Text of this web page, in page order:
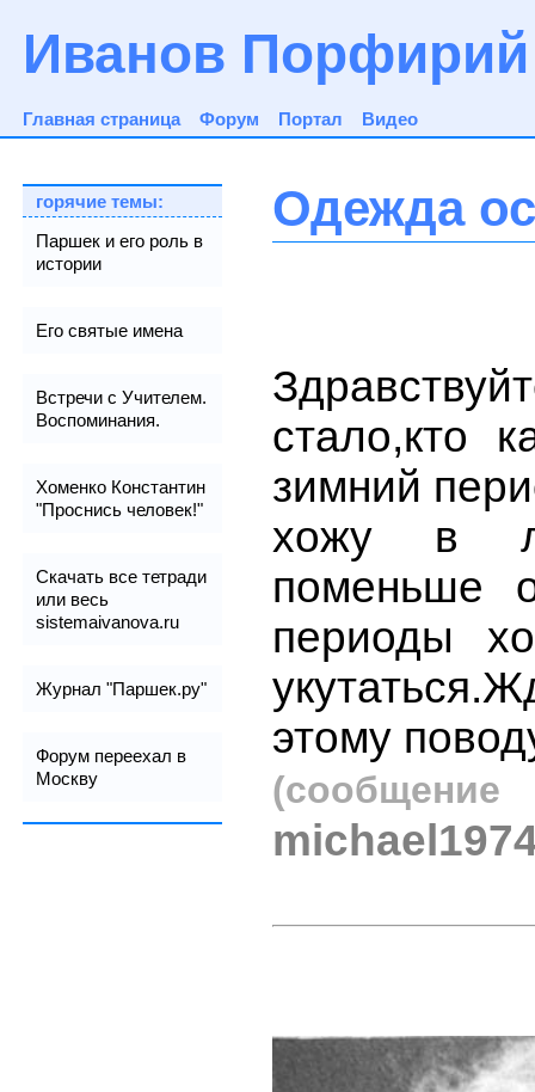
Иванов
Главная страница Форум Портал Видео
горячие темы:
Паршек и его роль в
истории
Его святые имена
Встречи с Учителем.
Воспоминания.
Хоменко Константин
"Проснись человек!"
Скачать все тетради
или весь
sistemaivanova.ru
Журнал "Паршек.ру"
Форум переехал в
Москву
Одежда
стало,кто
зимний
хожу в
поменьше
периоды
этому